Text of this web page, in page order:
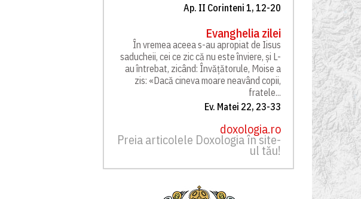
Ap. II Corinteni 1, 12-20
Evanghelia zilei
În vremea aceea s-au apropiat de Iisus
saducheii, cei ce zic că nu este înviere, și L-
au întrebat, zicând: Învățătorule, Moise a
zis: «Dacă cineva moare neavând copii,
fratele...
Ev. Matei 22, 23-33
doxologia.ro
Preia articolele Doxologia în site-
ul tău!